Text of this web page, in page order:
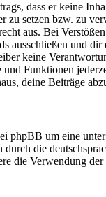
dass er keine
zu setzen bzw. zu
aus. Bei
ausschließen und
keine
Funktionen
deine Beiträge
phpBB um eine
durch die
die Verwendung